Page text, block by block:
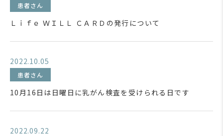
患者さん
Ｌｉｆｅ ＷＩＬＬ ＣＡＲＤの発行について
2022.10.05
患者さん
10月16日は日曜日に乳がん検査を受けられる日です
2022.09.22